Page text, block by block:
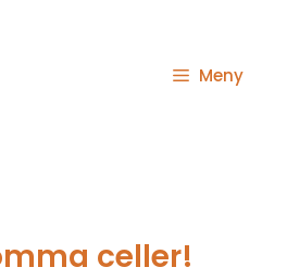
Meny
celler!